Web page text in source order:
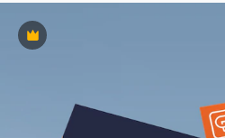
Премиум